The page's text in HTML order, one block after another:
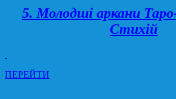
5. Молодші аркани
Стихій
ПЕРЕЙТИ